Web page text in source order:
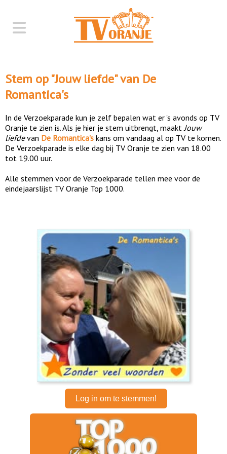
Stem op "Jouw liefde" van De
Romantica's
In de Verzoekparade kun je zelf bepalen wat er 's avonds op TV
Oranje te zien is. Als je hier je stem uitbrengt, maakt Jouw
liefdevan De Romantica's kans om vandaag al op TV te komen.
De Verzoekparade is elke dag bij TV Oranje te zien van 18.00
tot 19.00 uur.
Alle stemmen voor de Verzoekparade tellen mee voor de
eindejaarslijst TV Oranje Top 1000.
Log in om te stemmen!